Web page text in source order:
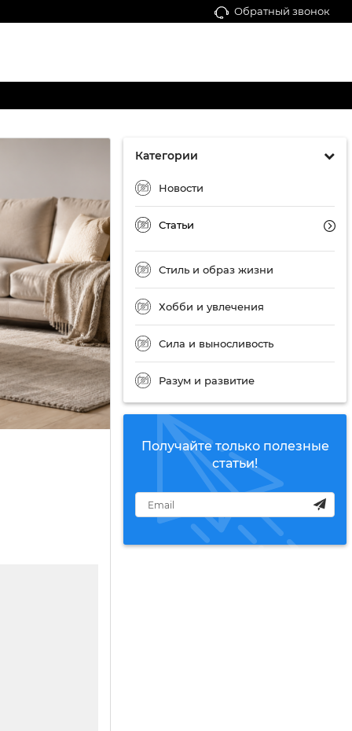
Обратный звонок
Категории
Новости
Статьи
Стиль и образ жизни
Хобби и увлечения
Сила и выносливость
Разум и развитие
Получайте только полезные
статьи!